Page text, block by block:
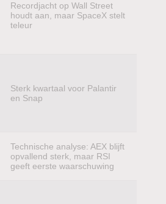
Recordjacht op Wall Street
houdt aan, maar SpaceX stelt
teleur
Sterk kwartaal voor Palantir
en Snap
Technische analyse: AEX blijft
opvallend sterk, maar RSI
geeft eerste waarschuwing